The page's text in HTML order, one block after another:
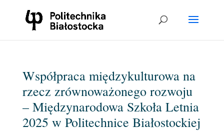
Współpraca międzykulturowa na
rzecz zrównoważonego rozwoju
– Międzynarodowa Szkoła Letnia
2025 w Politechnice Białostockiej